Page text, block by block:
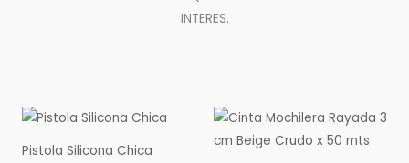
INTERES.
Pistola Silicona Chica